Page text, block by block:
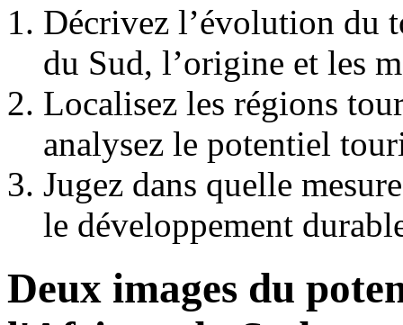
Décrivez l’évolution du
du Sud, l’origine et les
Localisez les régions
analysez le potentiel
Jugez dans quelle
le développement
Deux images du